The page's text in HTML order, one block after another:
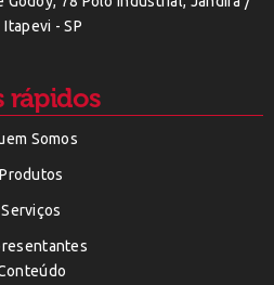
Itapevi - SP
rápidos
Somos
Produtos
Serviços